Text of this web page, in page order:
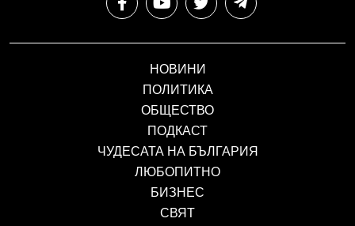
НОВИНИ
ПОЛИТИКА
ОБЩЕСТВО
ПОДКАСТ
ЧУДЕСАТА НА БЪЛГАРИЯ
ЛЮБОПИТНО
БИЗНЕС
СВЯТ